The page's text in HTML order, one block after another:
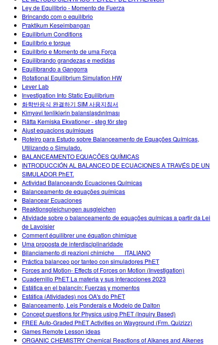
Ley de Equilibrio - Momento de Fuerza
Brincando com o equilíbrio
Praktikum Keseimbangan
Equilibrium Conditions
Equilíbrio e torque
Equilíbrio e Momento de uma Força
Equilibrando grandezas e medidas
Equilibrando a Gangorra
Rotational Equilibrium Simulation HW
Lever Lab
Investigation Into Static Equilibrium
화학반응식 완결하기 SIM 사용지침서
Kimyəvi tənliklərin balanslaşdırılması
Rätta Kemiska Ekvationer - steg för steg
Ajust equacions químiques
Roteiro para Estudo sobre Balanceamento de Equações Químicas,
Utilizando o Simulado.
BALANCEAMENTO EQUAÇÕES QUÍMICAS
INTRODUCCIÓN AL BALANCEO DE ECUACIONES A TRAVÉS DE UN
SIMULADOR PhET.
Actividad Balanceando Ecuaciones Químicas
Balanceamento de equações químicas
Balancear Ecuaciones
Reaktionsgleichungen ausgleichen
Atividade sobre o balanceamento de equações químicas a partir da Lei
de Lavoisier
Comment équilibrer une équation chimique
Uma proposta de interdisciplinaridade
Bilanciamento di reazioni chimiche___ITALIANO
Práctica balanceo por tanteo con simuladores PhET
Forces and Motion- Effects of Forces on Motion (Investigation)
Cuadernillo PhET La materia y sus interacciones 2023
Estática en el balancín: Fuerzas y momentos
Estática (Atividades) nos OA's do PhET
Balanceamento, Leis Ponderais e Modelo de Dalton
Concept questions for Physics using PhET (Inquiry Based)
FREE Auto-Graded PhET Activities on Wayground (Frm. Quizizz)
Games Remote Lesson ideas
ORGANIC CHEMISTRY Chemical Reactions of Alkanes and Alkenes